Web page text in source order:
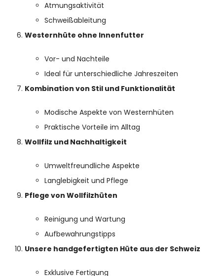
Atmungsaktivität
Schweißableitung
Westernhüte ohne Innenfutter
Vor- und Nachteile
Ideal für unterschiedliche Jahreszeiten
Kombination von Stil und Funktionalität
Modische Aspekte von Westernhüten
Praktische Vorteile im Alltag
Wollfilz und Nachhaltigkeit
Umweltfreundliche Aspekte
Langlebigkeit und Pflege
Pflege von Wollfilzhüten
Reinigung und Wartung
Aufbewahrungstipps
Unsere handgefertigten Hüte aus der Schweiz
Exklusive Fertigung